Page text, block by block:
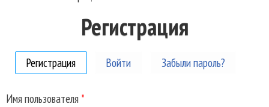
Регистрация
Регистрация (активная вкладка)
Войти Забыли пароль?
Имя пользователя *